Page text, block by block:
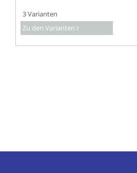
3 Varianten
Zu den Varianten